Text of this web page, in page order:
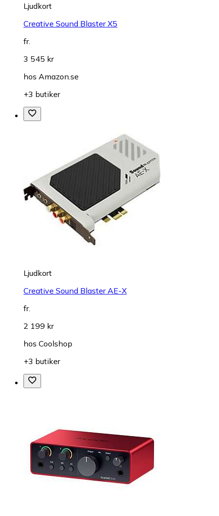
Ljudkort
Creative Sound Blaster X5
fr.
3 545 kr
hos Amazon.se
+3 butiker
Ljudkort
Creative Sound Blaster AE-X
fr.
2 199 kr
hos Coolshop
+3 butiker